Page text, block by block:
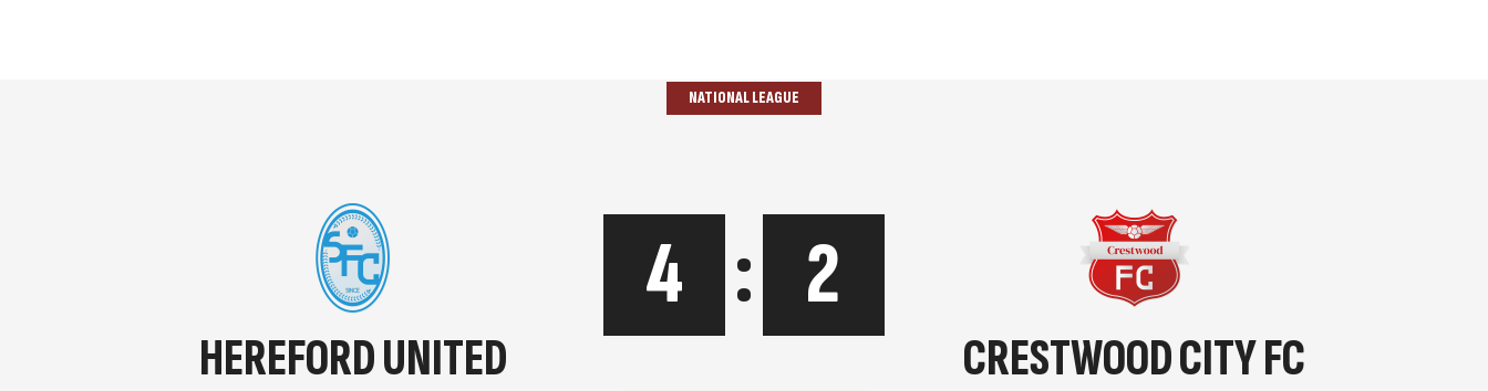
NATIONAL LEAGUE
HEREFORD UNITED
4 : 2
CRESTWOOD CITY FC